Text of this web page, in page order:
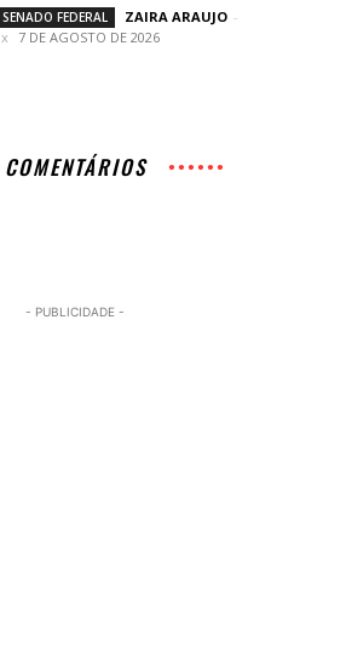
SENADO FEDERAL ZAIRA ARAUJO -
7 DE AGOSTO DE 2026
COMENTÁRIOS
- PUBLICIDADE -